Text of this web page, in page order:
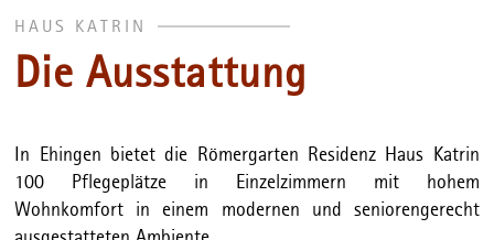
HAUS KATRIN
Die Ausstattung
In Ehingen bietet die Römergarten Residenz Haus Katrin
100 Pflegeplätze in Einzelzimmern mit hohem
Wohnkomfort in einem modernen und seniorengerecht